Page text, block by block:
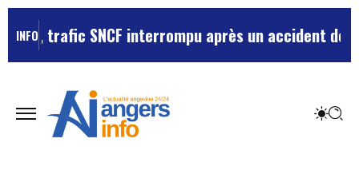
INFO
trafic SNCF interrompu après un accident de